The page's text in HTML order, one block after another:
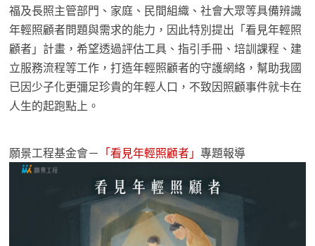
福及長照主管部門、家庭、民間組織、社會大眾等具備辨識
年輕照顧者問題與需求的能力，因此特別提出「看見年輕照
顧者」計畫，希望透過評估工具、指引手冊、培訓課程、建
立服務流程等工作，打造年輕照顧者的守護網絡，幫助我國
已因少子化更彌足珍貴的年輕人口，不致因照顧事件就卡在
人生的起跑點上。
願景工程基金會－ 「看見年輕照顧者」專題報導